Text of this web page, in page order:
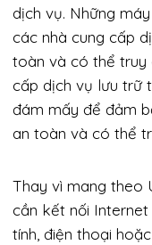
dịch vụ. Những
các nhà cung cấp
toàn và có thể truy
cấp dịch vụ lưu trữ
đám mấy để đảm
an toàn và có thể
Thay vì mang theo
cần kết nối
tính, điện thoại